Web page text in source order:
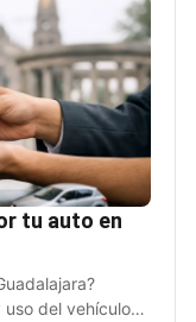
tu auto en
del vehículo